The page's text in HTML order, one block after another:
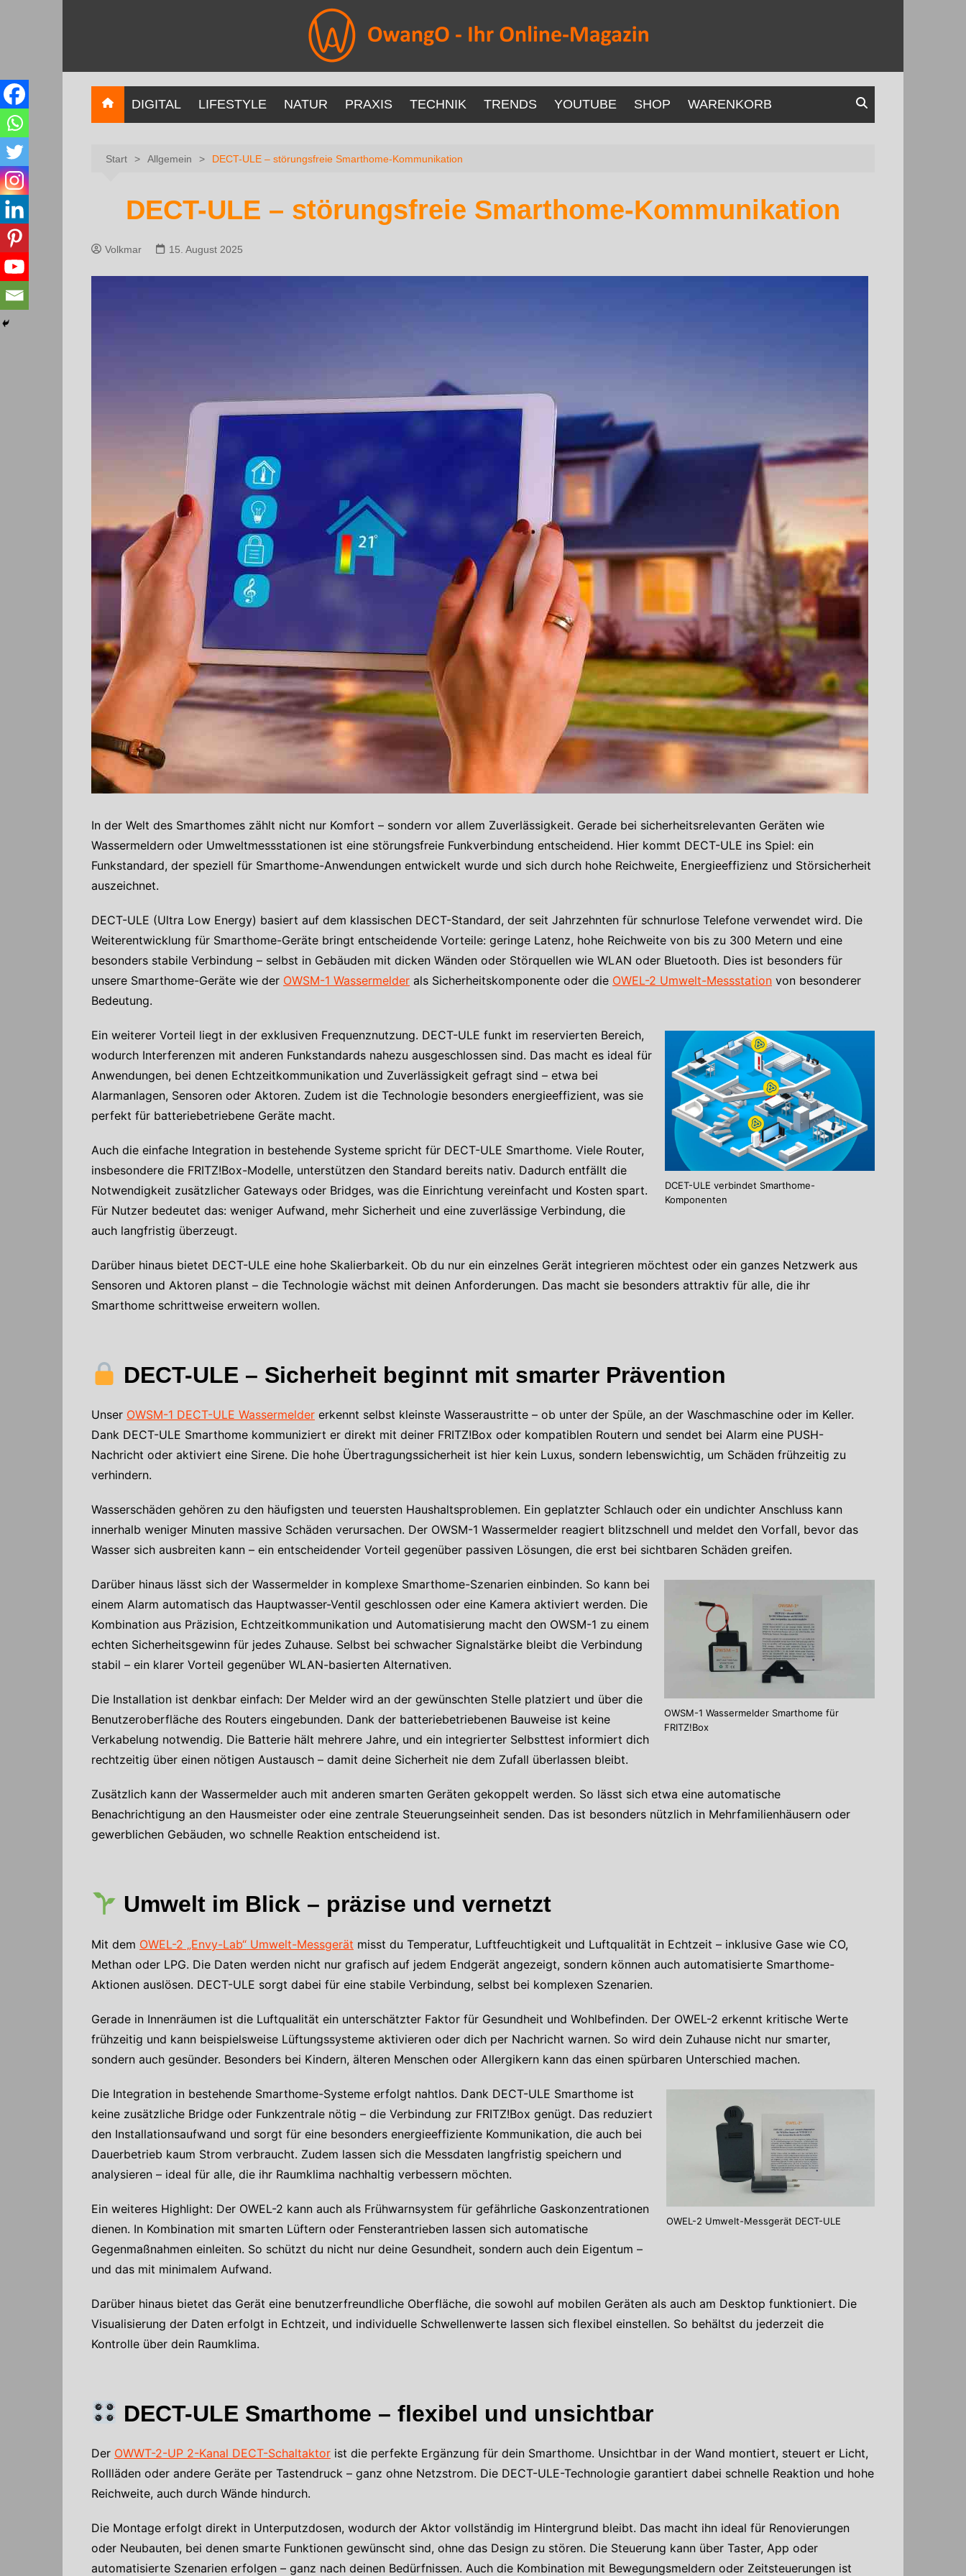
DIGITAL LIFESTYLE NATUR PRAXIS TECHNIK TRENDS YOUTUBE SHOP WARENKORB
Start Allgemein DECT-ULE – störungsfreie Smarthome-Kommunikation
DECT-ULE – störungsfreie Smarthome-Kommunikation
Volkmar 15. August 2025
In der Welt des Smarthomes zählt nicht nur Komfort – sondern vor allem Zuverlässigkeit. Gerade bei sicherheitsrelevanten Geräten wie
Wassermeldern oder Umweltmessstationen ist eine störungsfreie Funkverbindung entscheidend. Hier kommt DECT-ULE ins Spiel: ein
Funkstandard, der speziell für Smarthome-Anwendungen entwickelt wurde und sich durch hohe Reichweite, Energieeffizienz und Störsicherheit
auszeichnet.
DECT-ULE (Ultra Low Energy) basiert auf dem klassischen DECT-Standard, der seit Jahrzehnten für schnurlose Telefone verwendet wird. Die
Weiterentwicklung für Smarthome-Geräte bringt entscheidende Vorteile: geringe Latenz, hohe Reichweite von bis zu 300 Metern und eine
besonders stabile Verbindung – selbst in Gebäuden mit dicken Wänden oder Störquellen wie WLAN oder Bluetooth. Dies ist besonders für
unsere Smarthome-Geräte wie der OWSM-1 Wassermelder als Sicherheitskomponente oder die OWEL-2 Umwelt-Messstation von besonderer
Bedeutung.
DCET-ULE verbindet Smarthome-
Komponenten
Ein weiterer Vorteil liegt in der exklusiven Frequenznutzung. DECT-ULE funkt im reservierten Bereich,
wodurch Interferenzen mit anderen Funkstandards nahezu ausgeschlossen sind. Das macht es ideal für
Anwendungen, bei denen Echtzeitkommunikation und Zuverlässigkeit gefragt sind – etwa bei
Alarmanlagen, Sensoren oder Aktoren. Zudem ist die Technologie besonders energieeffizient, was sie
perfekt für batteriebetriebene Geräte macht.
Auch die einfache Integration in bestehende Systeme spricht für DECT-ULE Smarthome. Viele Router,
insbesondere die FRITZ!Box-Modelle, unterstützen den Standard bereits nativ. Dadurch entfällt die
Notwendigkeit zusätzlicher Gateways oder Bridges, was die Einrichtung vereinfacht und Kosten spart.
Für Nutzer bedeutet das: weniger Aufwand, mehr Sicherheit und eine zuverlässige Verbindung, die
auch langfristig überzeugt.
Darüber hinaus bietet DECT-ULE eine hohe Skalierbarkeit. Ob du nur ein einzelnes Gerät integrieren möchtest oder ein ganzes Netzwerk aus
Sensoren und Aktoren planst – die Technologie wächst mit deinen Anforderungen. Das macht sie besonders attraktiv für alle, die ihr
Smarthome schrittweise erweitern wollen.
DECT-ULE – Sicherheit beginnt mit smarter Prävention
Unser OWSM-1 DECT-ULE Wassermelder erkennt selbst kleinste Wasseraustritte – ob unter der Spüle, an der Waschmaschine oder im Keller.
Dank DECT-ULE Smarthome kommuniziert er direkt mit deiner FRITZ!Box oder kompatiblen Routern und sendet bei Alarm eine PUSH-
Nachricht oder aktiviert eine Sirene. Die hohe Übertragungssicherheit ist hier kein Luxus, sondern lebenswichtig, um Schäden frühzeitig zu
verhindern.
Wasserschäden gehören zu den häufigsten und teuersten Haushaltsproblemen. Ein geplatzter Schlauch oder ein undichter Anschluss kann
innerhalb weniger Minuten massive Schäden verursachen. Der OWSM-1 Wassermelder reagiert blitzschnell und meldet den Vorfall, bevor das
Wasser sich ausbreiten kann – ein entscheidender Vorteil gegenüber passiven Lösungen, die erst bei sichtbaren Schäden greifen.
OWSM-1 Wassermelder Smarthome für
FRITZ!Box
Darüber hinaus lässt sich der Wassermelder in komplexe Smarthome-Szenarien einbinden. So kann bei
einem Alarm automatisch das Hauptwasser-Ventil geschlossen oder eine Kamera aktiviert werden. Die
Kombination aus Präzision, Echtzeitkommunikation und Automatisierung macht den OWSM-1 zu einem
echten Sicherheitsgewinn für jedes Zuhause. Selbst bei schwacher Signalstärke bleibt die Verbindung
stabil – ein klarer Vorteil gegenüber WLAN-basierten Alternativen.
Die Installation ist denkbar einfach: Der Melder wird an der gewünschten Stelle platziert und über die
Benutzeroberfläche des Routers eingebunden. Dank der batteriebetriebenen Bauweise ist keine
Verkabelung notwendig. Die Batterie hält mehrere Jahre, und ein integrierter Selbsttest informiert dich
rechtzeitig über einen nötigen Austausch – damit deine Sicherheit nie dem Zufall überlassen bleibt.
Zusätzlich kann der Wassermelder auch mit anderen smarten Geräten gekoppelt werden. So lässt sich etwa eine automatische
Benachrichtigung an den Hausmeister oder eine zentrale Steuerungseinheit senden. Das ist besonders nützlich in Mehrfamilienhäusern oder
gewerblichen Gebäuden, wo schnelle Reaktion entscheidend ist.
Umwelt im Blick – präzise und vernetzt
Mit dem OWEL-2 „Envy-Lab“ Umwelt-Messgerät misst du Temperatur, Luftfeuchtigkeit und Luftqualität in Echtzeit – inklusive Gase wie CO,
Methan oder LPG. Die Daten werden nicht nur grafisch auf jedem Endgerät angezeigt, sondern können auch automatisierte Smarthome-
Aktionen auslösen. DECT-ULE sorgt dabei für eine stabile Verbindung, selbst bei komplexen Szenarien.
Gerade in Innenräumen ist die Luftqualität ein unterschätzter Faktor für Gesundheit und Wohlbefinden. Der OWEL-2 erkennt kritische Werte
frühzeitig und kann beispielsweise Lüftungssysteme aktivieren oder dich per Nachricht warnen. So wird dein Zuhause nicht nur smarter,
sondern auch gesünder. Besonders bei Kindern, älteren Menschen oder Allergikern kann das einen spürbaren Unterschied machen.
OWEL-2 Umwelt-Messgerät DECT-ULE
Die Integration in bestehende Smarthome-Systeme erfolgt nahtlos. Dank DECT-ULE Smarthome ist
keine zusätzliche Bridge oder Funkzentrale nötig – die Verbindung zur FRITZ!Box genügt. Das reduziert
den Installationsaufwand und sorgt für eine besonders energieeffiziente Kommunikation, die auch bei
Dauerbetrieb kaum Strom verbraucht. Zudem lassen sich die Messdaten langfristig speichern und
analysieren – ideal für alle, die ihr Raumklima nachhaltig verbessern möchten.
Ein weiteres Highlight: Der OWEL-2 kann auch als Frühwarnsystem für gefährliche Gaskonzentrationen
dienen. In Kombination mit smarten Lüftern oder Fensterantrieben lassen sich automatische
Gegenmaßnahmen einleiten. So schützt du nicht nur deine Gesundheit, sondern auch dein Eigentum –
und das mit minimalem Aufwand.
Darüber hinaus bietet das Gerät eine benutzerfreundliche Oberfläche, die sowohl auf mobilen Geräten als auch am Desktop funktioniert. Die
Visualisierung der Daten erfolgt in Echtzeit, und individuelle Schwellenwerte lassen sich flexibel einstellen. So behältst du jederzeit die
Kontrolle über dein Raumklima.
DECT-ULE Smarthome – flexibel und unsichtbar
Der OWWT-2-UP 2-Kanal DECT-Schaltaktor ist die perfekte Ergänzung für dein Smarthome. Unsichtbar in der Wand montiert, steuert er Licht,
Rollläden oder andere Geräte per Tastendruck – ganz ohne Netzstrom. Die DECT-ULE-Technologie garantiert dabei schnelle Reaktion und hohe
Reichweite, auch durch Wände hindurch.
Die Montage erfolgt direkt in Unterputzdosen, wodurch der Aktor vollständig im Hintergrund bleibt. Das macht ihn ideal für Renovierungen
oder Neubauten, bei denen smarte Funktionen gewünscht sind, ohne das Design zu stören. Die Steuerung kann über Taster, App oder
automatisierte Szenarien erfolgen – ganz nach deinen Bedürfnissen. Auch die Kombination mit Bewegungsmeldern oder Zeitsteuerungen ist